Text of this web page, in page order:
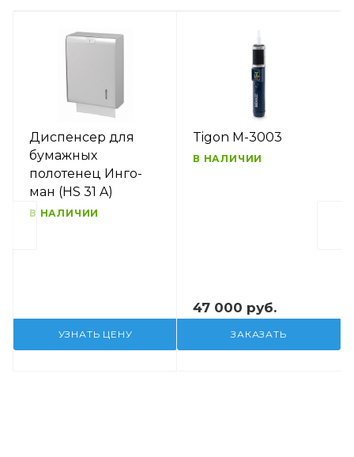
Диспенсер для
бумажных
полотенец Инго-
ман (HS 31 A)
В НАЛИЧИИ
УЗНАТЬ ЦЕНУ
Tigon M-3003
В НАЛИЧИИ
47 000 руб.
ЗАКАЗАТЬ